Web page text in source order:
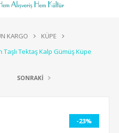
KARGO
KÜPE
Tektaş Kalp Gümüş Küpe
SONRAKİ
-23%